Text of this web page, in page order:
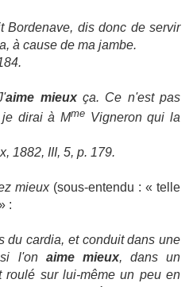
Bordenave, dis donc de servir
à cause de ma jambe.
aime mieuxça. Ce n'est pas
je dirai à Mme Vigneron qui la
1882, III, 5, p. 179.
mieux(sous-entendu : « telle
:
du cardia, et conduit dans une
l'on aime mieux, dans un
roulé sur lui-même un peu en